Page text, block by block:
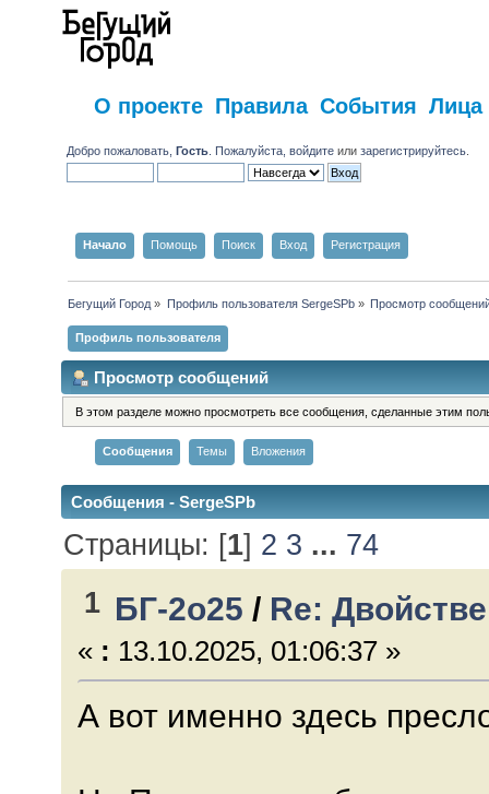
О проекте Правила События Лица
Добро пожаловать,Гость . Пожалуйста,войдите илизарегистрируйтесь
Начало Помощь Поиск Вход Регистрация
Бегущий Город » Профиль пользователя SergeSPb» Просмотр
Профиль пользователя
Просмотр сообщений
В этом разделе можно просмотреть все сообщения, сделанные этим
Сообщения Темы Вложения
Сообщения - SergeSPb
Страницы: [1] 2 3 ... 74
1 БГ-2о25 / Re:
« : 13.10.2025, 01:06:37 »
А вот именно здесь